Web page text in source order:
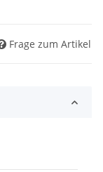
Frage zum Artikel